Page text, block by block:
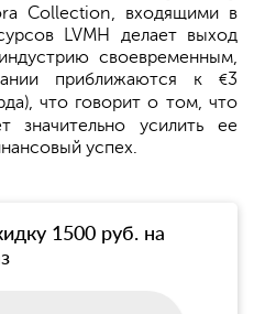
Collection, входящими в
LVMH делает выход
своевременным,
приближаются к €3
что говорит о том, что
значительно усилить ее
успех.
1500 руб. на